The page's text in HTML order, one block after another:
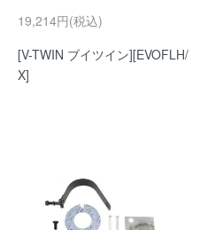
19,214円(税込)
[V-TWIN ブイツイン][EVOFLH/
X]